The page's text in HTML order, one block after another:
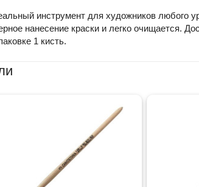
инструмент для художников любого
нанесение краски и легко очищается.
1 кисть.